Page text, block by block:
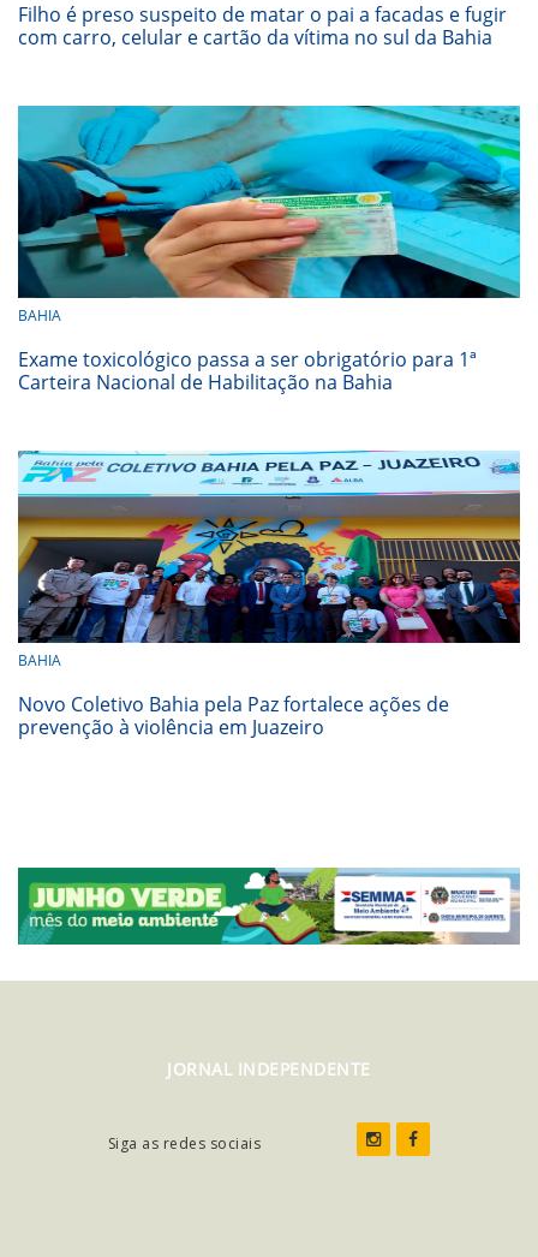
Filho é preso suspeito de matar o pai a facadas e fugir
com carro, celular e cartão da vítima no sul da Bahia
BAHIA
Exame toxicológico passa a ser obrigatório para 1ª
Carteira Nacional de Habilitação na Bahia
BAHIA
Novo Coletivo Bahia pela Paz fortalece ações de
prevenção à violência em Juazeiro
JORNAL INDEPENDENTE
Siga as redes sociais